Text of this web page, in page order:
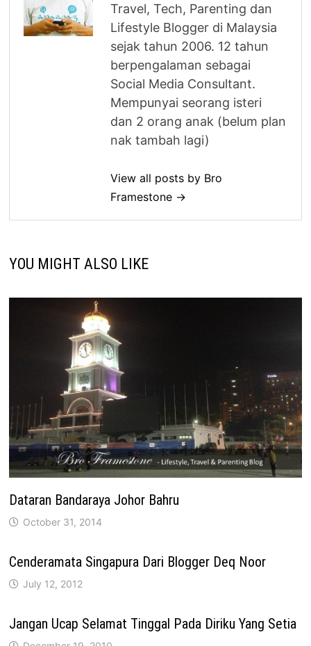
Travel, Tech, Parenting dan
Lifestyle Blogger di Malaysia
sejak tahun 2006. 12 tahun
berpengalaman sebagai
Social Media Consultant.
Mempunyai seorang isteri
dan 2 orang anak (belum plan
nak tambah lagi)
View all posts by Bro
Framestone →
YOU MIGHT ALSO LIKE
Dataran Bandaraya Johor Bahru
October 31, 2014
Cenderamata Singapura Dari Blogger Deq Noor
July 12, 2012
Jangan Ucap Selamat Tinggal Pada Diriku Yang Setia